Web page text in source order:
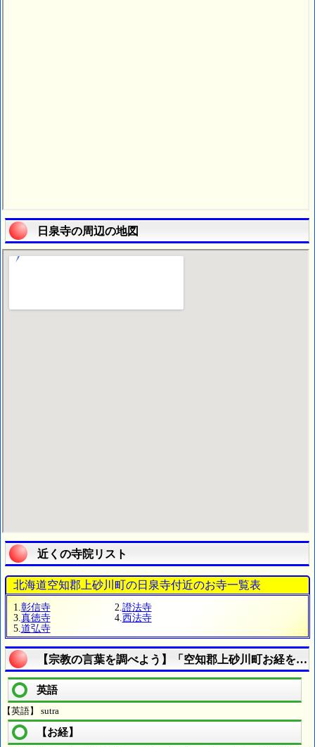
日泉寺の周辺の地図
近くの寺院リスト
北海道空知郡上砂川町の日泉寺付近のお寺一覧表
1. 彰信寺 2. 證法寺
3. 真徳寺 4. 西法寺
5. 道弘寺
【宗教の言葉を調べよう】「空知郡上砂川町お経を知
英語
【英語】 sutra
【お経】